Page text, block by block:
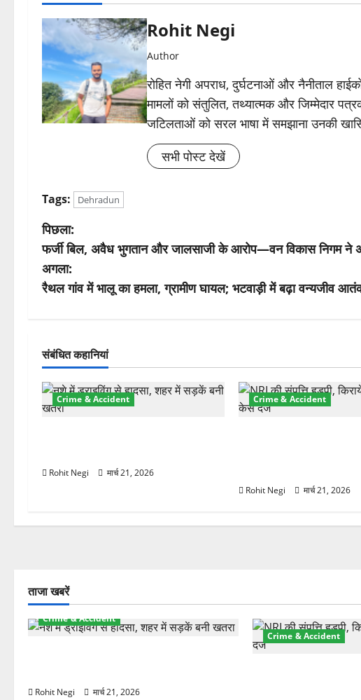
Rohit Negi
Author
रोहित नेगी अपराध, दुर्घटनाओं और नैनीताल
मामलों को संतुलित, तथ्यात्मक और जिम्मेदार
जटिलताओं को सरल भाषा में समझाना उनकी
सभी पोस्ट देखें
Tags: Dehradun
पो
स्ट
ने
गे
श
न
पिछला:
फर्जी बिल, अवैध भुगतान और जालसाजी के आरोप—वन विकास निगम ने
अगला:
रैथल गांव में भालू का हमला, ग्रामीण घायल; भटवाड़ी में बढ़ा वन्यजीव
संबंधित कहानियां
Crime & Accident
Rohit Negi मार्च 21, 2026
Crime & Accident
Rohit Negi मार्च 21, 2026
ताजा खबरें
Crime & Accident
Rohit Negi मार्च 21, 2026
Crime & Accident